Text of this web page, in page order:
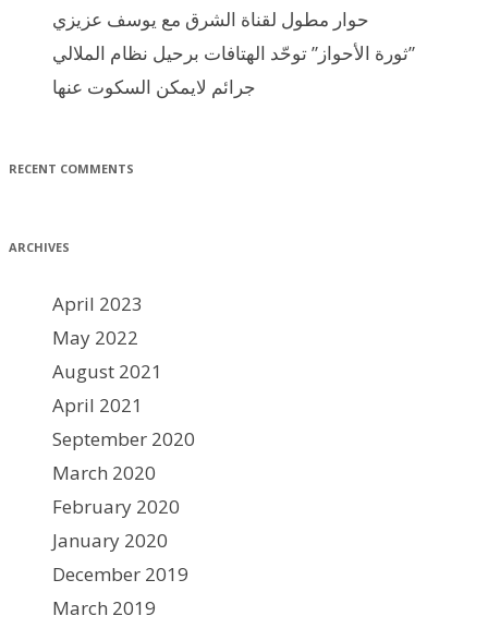
حوار مطول لقناة الشرق مع يوسف عزيزي
ثورة الأحواز” توحّد الهتافات برحيل نظام الملالي”
جرائم لايمكن السكوت عنها
RECENT COMMENTS
ARCHIVES
April 2023
May 2022
August 2021
April 2021
September 2020
March 2020
February 2020
January 2020
December 2019
March 2019